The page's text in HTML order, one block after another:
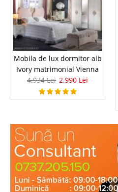
Mobila de lux dormitor alb
Ivory matrimonial Vienna
4.934 Lei 2.990 Lei